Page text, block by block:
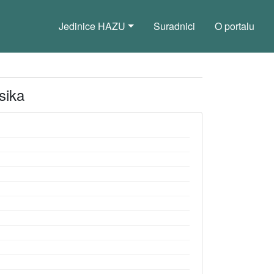
Jedinice HAZU Suradnici O portalu